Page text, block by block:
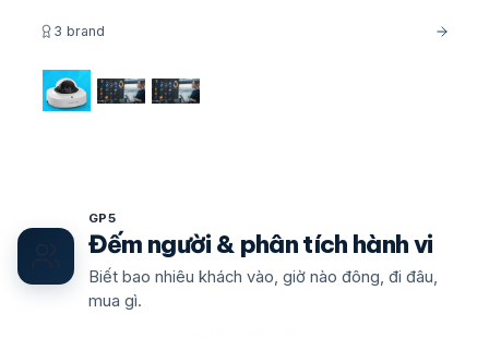
3 brand
GP5
Đếm người & phân tích hành vi
Biết bao nhiêu khách vào, giờ nào đông, đi đâu,
mua gì.